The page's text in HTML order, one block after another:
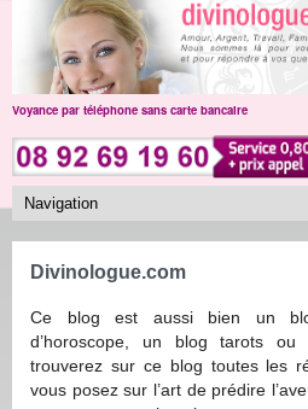
Voyance par téléphone sans carte bancaire
Divinologue.com
Ce blog est aussi bien un
d’horoscope, un blog tarots
trouverez sur ce blog toutes les
vous posez sur l’art de prédire